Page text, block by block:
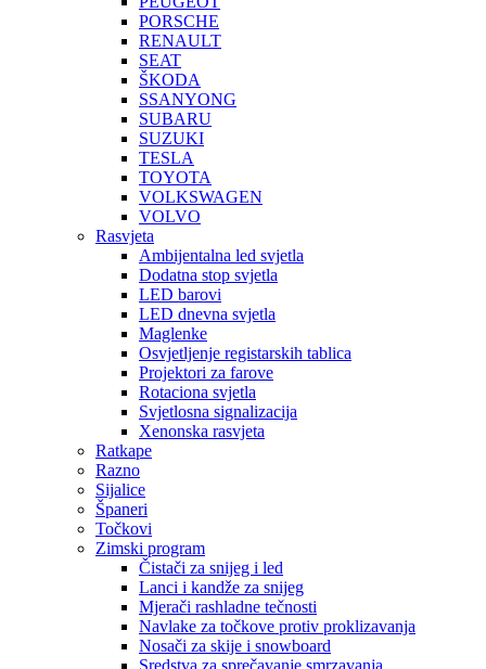
PORSCHE
RENAULT
SEAT
ŠKODA
SSANYONG
SUBARU
SUZUKI
TESLA
TOYOTA
VOLKSWAGEN
VOLVO
Rasvjeta
Ambijentalna led svjetla
Dodatna stop svjetla
LED barovi
LED dnevna svjetla
Maglenke
Osvjetljenje registarskih tablica
Projektori za farove
Rotaciona svjetla
Svjetlosna signalizacija
Xenonska rasvjeta
Ratkape
Razno
Sijalice
Španeri
Točkovi
Zimski program
Čistači za snijeg i led
Lanci i kandže za snijeg
Mjerači rashladne tečnosti
Navlake za točkove protiv proklizavanja
Nosači za skije i snowboard